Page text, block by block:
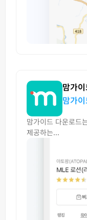
맘가
맘가
맘가이드 다운로드
제공하는...